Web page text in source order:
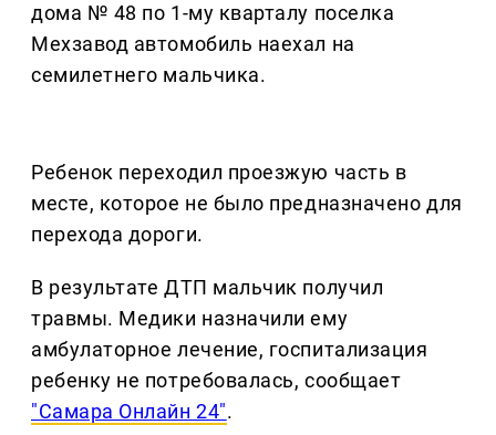
дома № 48 по 1-му кварталу поселка
Мехзавод автомобиль наехал на
семилетнего мальчика.
Ребенок переходил проезжую часть в
месте, которое не было предназначено для
перехода дороги.
В результате ДТП мальчик получил
травмы. Медики назначили ему
амбулаторное лечение, госпитализация
ребенку не потребовалась, сообщает
"Самара Онлайн 24".